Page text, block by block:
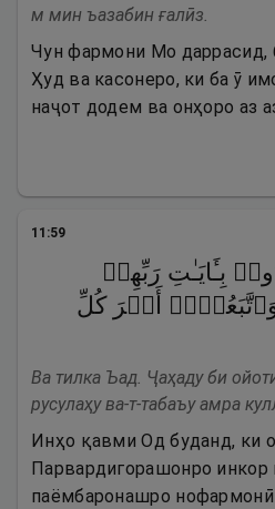
м мин ъазабин ғалӣз.
Чун фармони Мо
Ҳуд ва касонеро, ки ба ӯ
наҷот додем ва онҳоро аз
11 :59
بِـَٔایَـٰتِ رَبِّهِمۡ
أَمۡرَ كُلِّ
Ва тилка Ъад. Ҷаҳаду би
русулаҳу ва-т-табаъу амра
Инҳо қавми Од буданд, ки
Парвардигорашонро инкор
паёмбаронашро